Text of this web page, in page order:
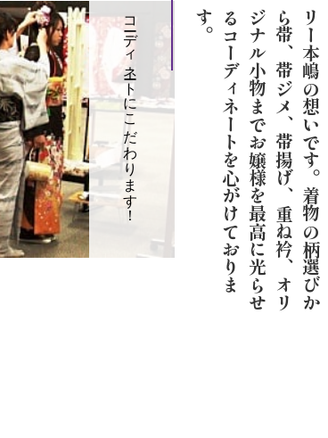
コーディネートにこだわります！ 。